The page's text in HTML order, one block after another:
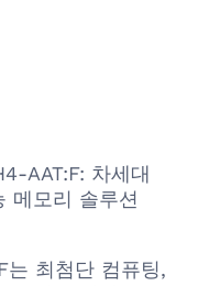
AAT:F: 차세대
메모리 솔루션
는 최첨단 컴퓨팅,